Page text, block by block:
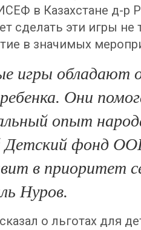
в Казахстане д-р
сделать эти игры
в значимых
игры обладают
Они
опыт
фонд
в приоритет
Нуров.
о льготах для